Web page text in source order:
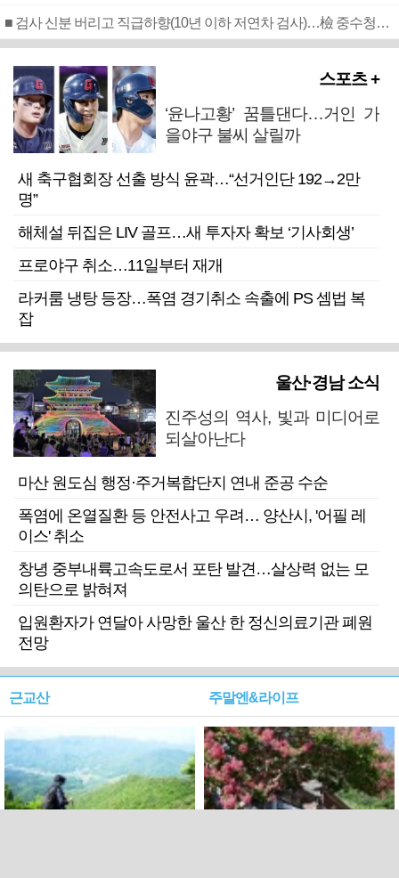
■ 검사 신분 버리고 직급하향(10년 이하 저연차 검사)…檢 중수청행 기피
스포츠 +
‘윤나고황’ 꿈틀댄다…거인 가
을야구 불씨 살릴까
새 축구협회장 선출 방식 윤곽…“선거인단 192→2만
명”
해체설 뒤집은 LIV 골프…새 투자자 확보 ‘기사회생’
프로야구 취소…11일부터 재개
라커룸 냉탕 등장…폭염 경기취소 속출에 PS 셈법 복
잡
울산·경남 소식
진주성의 역사, 빛과 미디어로
되살아난다
마산 원도심 행정·주거복합단지 연내 준공 수순
폭염에 온열질환 등 안전사고 우려… 양산시, '어필 레
이스' 취소
창녕 중부내륙고속도로서 포탄 발견…살상력 없는 모
의탄으로 밝혀져
입원환자가 연달아 사망한 울산 한 정신의료기관 폐원
전망
근교산 주말엔&라이프